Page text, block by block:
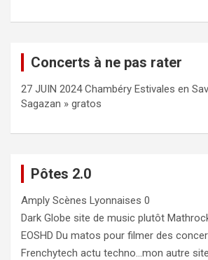
Concerts à ne pas rater
27 JUIN 2024 Chambéry Estivales en
Sagazan » gratos
Pôtes 2.0
Amply Scènes Lyonnaises 0
Dark Globe site de music plutôt
EOSHD Du matos pour filmer des
Frenchytech actu techno…mon autre